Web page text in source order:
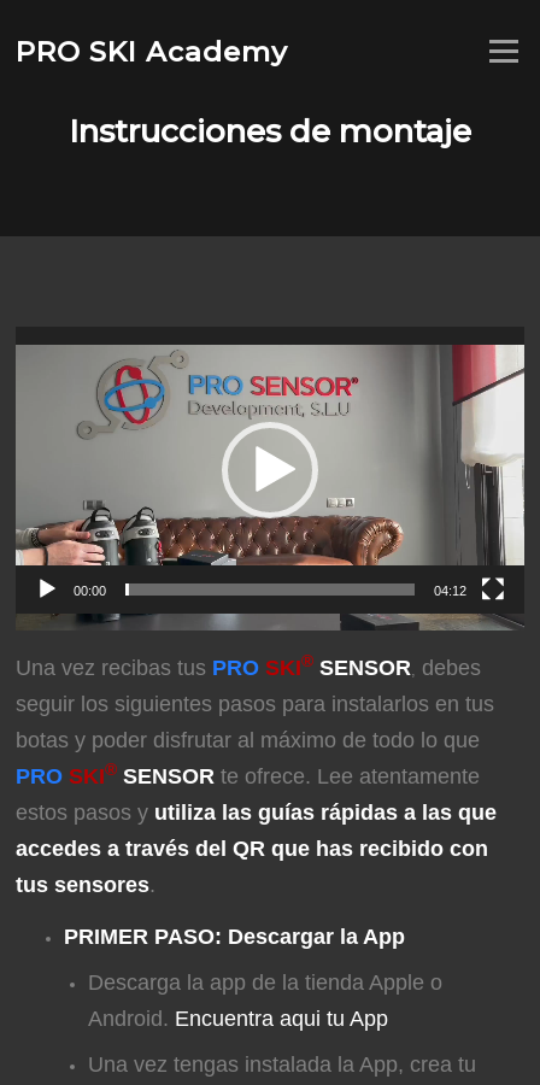
contenido
PRO SKI Academy Menú
Instrucciones de montaje
00:00 04:12
Una vez recibas tus PRO SKI® SENSOR debes
seguir los siguientes pasos para instalarlos en tus
botas y poder disfrutar al máximo de todo lo que
PRO SKI® SENSOR te ofrece. Lee atentamente
estos pasos y utiliza las guías rápidas a las que
accedes a través del QR que has recibido con
tus sensores.
PRIMER PASO: Descargar la App
Descarga la app de la tienda Apple o
Android. Encuentra aqui tu App
Una vez tengas instalada la App, crea tu